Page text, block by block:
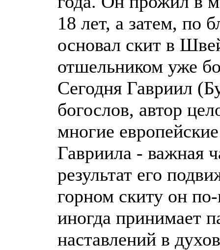
18 лет, а затем, по
основал скит в
отшельником уже
Сегодня Гавриил
богослов, автор
многие
Гавриила - важная
результат его
горном скиту он
иногда принимает
наставлений в